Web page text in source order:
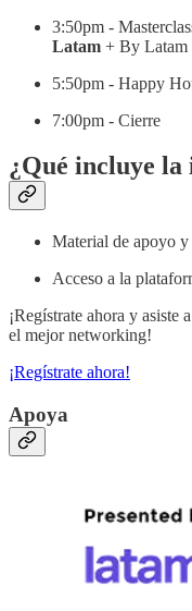
3:50pm -
Latam + By Latam
5:50pm - Happy
7:00pm - Cierre
¿Qué incluye la
Material de apoyo y
Acceso a la
¡Regístrate ahora y asiste
el mejor networking!
¡Regístrate ahora!
Apoya